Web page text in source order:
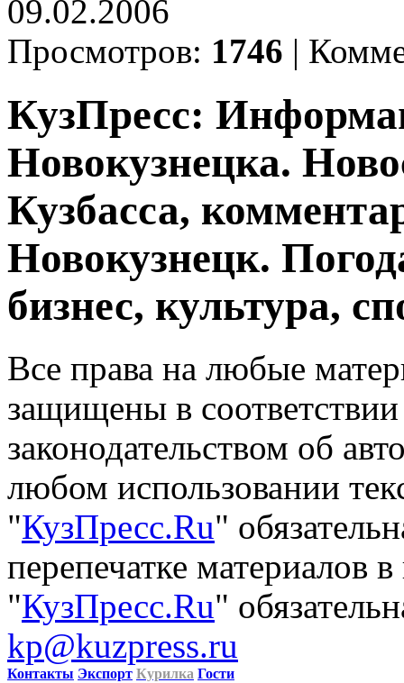
09.02.2006
Просмотров: 1746 |
КузПресс:
Новокузнецка.
Кузбасса,
Новокузнецк.
бизнес, культура,
Все права на любые
защищены в
законодательством об
любом использовании
"КузПресс.Ru"
перепечатке материалов
"КузПресс.Ru"
kp@kuzpress.ru
Контакты Экспорт Курилка Гости